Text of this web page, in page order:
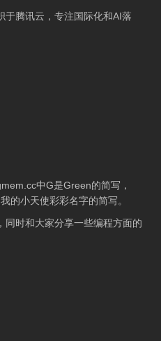
于腾讯云，专注国际化和AI落
中G是Green的简写，
的小天使彩彩名字的简写。
同时和大家分享一些编程方面的